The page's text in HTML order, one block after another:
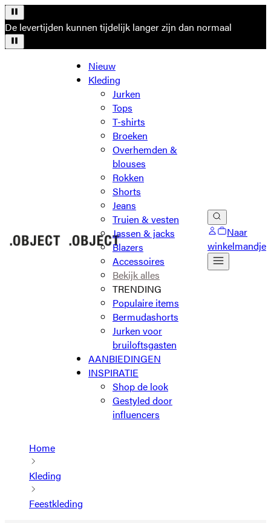
De levertijden kunnen tijdelijk langer zijn dan normaal
Nieuw
Kleding
Jurken
Tops
T-shirts
Broeken
Overhemden &
blouses
Rokken
Shorts
Jeans
Truien & vesten
Jassen & jacks
Blazers
Accessoires
Bekijk alles
TRENDING
Populaire items
Bermudashorts
Jurken voor
bruiloftsgasten
AANBIEDINGEN
INSPIRATIE
Shop de look
Gestyled door
influencers
Naar
winkelmandje
Home
Kleding
Feestkleding